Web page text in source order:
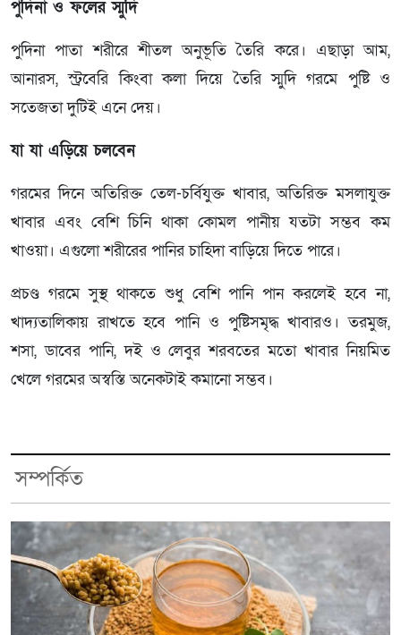
পুদিনা ও ফলের স্মুদি
পুদিনা পাতা শরীরে শীতল অনুভূতি তৈরি করে। এছাড়া আম,
আনারস, স্ট্রবেরি কিংবা কলা দিয়ে তৈরি স্মুদি গরমে পুষ্টি ও
সতেজতা দুটিই এনে দেয়।
যা যা এড়িয়ে চলবেন
গরমের দিনে অতিরিক্ত তেল-চর্বিযুক্ত খাবার, অতিরিক্ত মসলাযুক্ত
খাবার এবং বেশি চিনি থাকা কোমল পানীয় যতটা সম্ভব কম
খাওয়া। এগুলো শরীরের পানির চাহিদা বাড়িয়ে দিতে পারে।
প্রচণ্ড গরমে সুস্থ থাকতে শুধু বেশি পানি পান করলেই হবে না,
খাদ্যতালিকায় রাখতে হবে পানি ও পুষ্টিসমৃদ্ধ খাবারও। তরমুজ,
শসা, ডাবের পানি, দই ও লেবুর শরবতের মতো খাবার নিয়মিত
খেলে গরমের অস্বস্তি অনেকটাই কমানো সম্ভব।
সম্পর্কিত